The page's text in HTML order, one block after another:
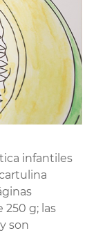
infantiles
g; las
son